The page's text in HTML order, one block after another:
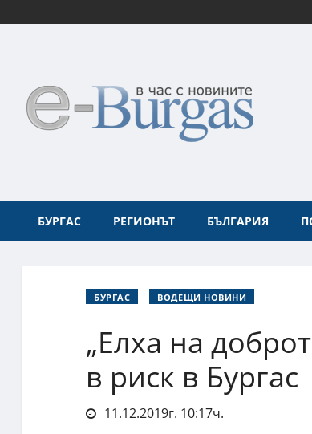
БУРГАС РЕГИОНЪТ БЪЛГАРИЯ
БУРГАС ВОДЕЩИ НОВИНИ
„Елха на
в риск в Бургас
11.12.2019г. 10:17ч.